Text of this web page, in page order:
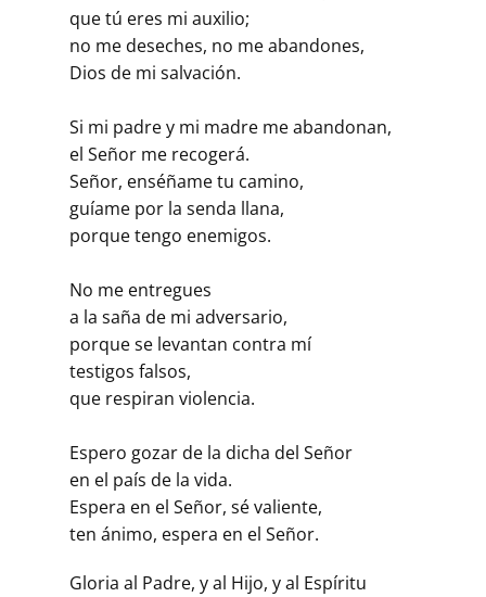
que tú eres mi auxilio;
no me deseches, no me abandones,
Dios de mi salvación.
Si mi padre y mi madre me abandonan,
el Señor me recogerá.
Señor, enséñame tu camino,
guíame por la senda llana,
porque tengo enemigos.
No me entregues
a la saña de mi adversario,
porque se levantan contra mí
testigos falsos,
que respiran violencia.
Espero gozar de la dicha del Señor
en el país de la vida.
Espera en el Señor, sé valiente,
ten ánimo, espera en el Señor.
Gloria al Padre, y al Hijo, y al Espíritu